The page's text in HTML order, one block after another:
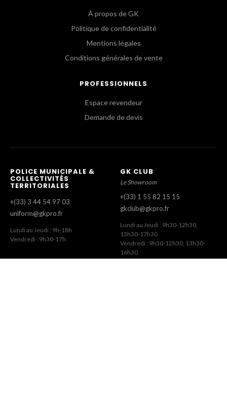
À propos de GK
Politique de confidentialité
Mentions légales
Conditions générales de vente
PROFESSIONNELS
Espace revendeur
Demande de devis
POLICE MUNICIPALE &
COLLECTIVITÉS
TERRITORIALES
+(33) 3 44 54 97 03
uniform@gkpro.fr
Lundi au Jeudi : 9h-18h
Vendredi : 9h30-17h
GK CLUB
Le Showroom
+(33) 1 55 82 15 15
gkclub@gkpro.fr
Lundi au Jeudi : 9h30-12h30,
13h30-17h30
Vendredi : 9h30-12h30, 13h30-
16h30